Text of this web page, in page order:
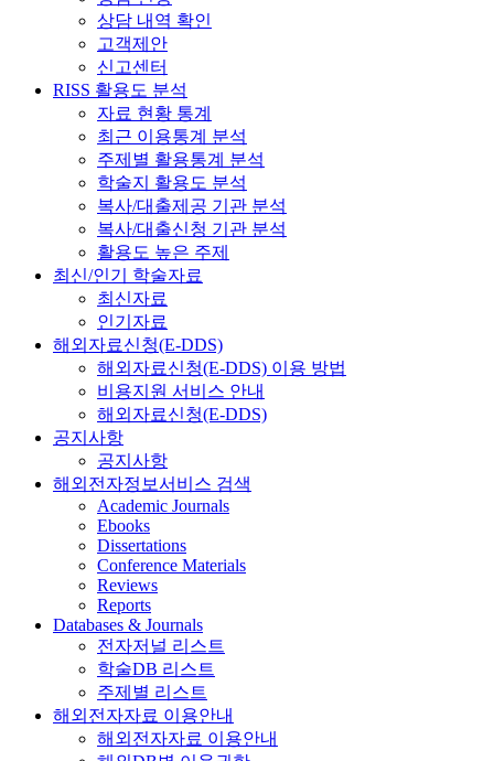
상담 내역 확인
고객제안
신고센터
RISS 활용도 분석
자료 현황 통계
최근 이용통계 분석
주제별 활용통계 분석
학술지 활용도 분석
복사/대출제공 기관 분석
복사/대출신청 기관 분석
활용도 높은 주제
최신/인기 학술자료
최신자료
인기자료
해외자료신청(E-DDS)
해외자료신청(E-DDS) 이용 방법
비용지원 서비스 안내
해외자료신청(E-DDS)
공지사항
공지사항
해외전자정보서비스 검색
Academic Journals
Ebooks
Dissertations
Conference Materials
Reviews
Reports
Databases & Journals
전자저널 리스트
학술DB 리스트
주제별 리스트
해외전자자료 이용안내
해외전자자료 이용안내